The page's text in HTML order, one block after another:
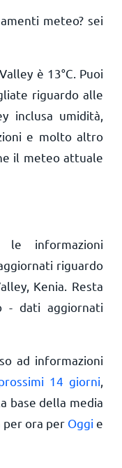
meteo? sei
è 13°C . Puoi
riguardo alle
inclusa umidità,
e molto altro
il meteo attuale
le informazioni
riguardo
Kenia. Resta
- dati aggiornati
ad informazioni
14 giorni
base della media
per ora per Oggi e